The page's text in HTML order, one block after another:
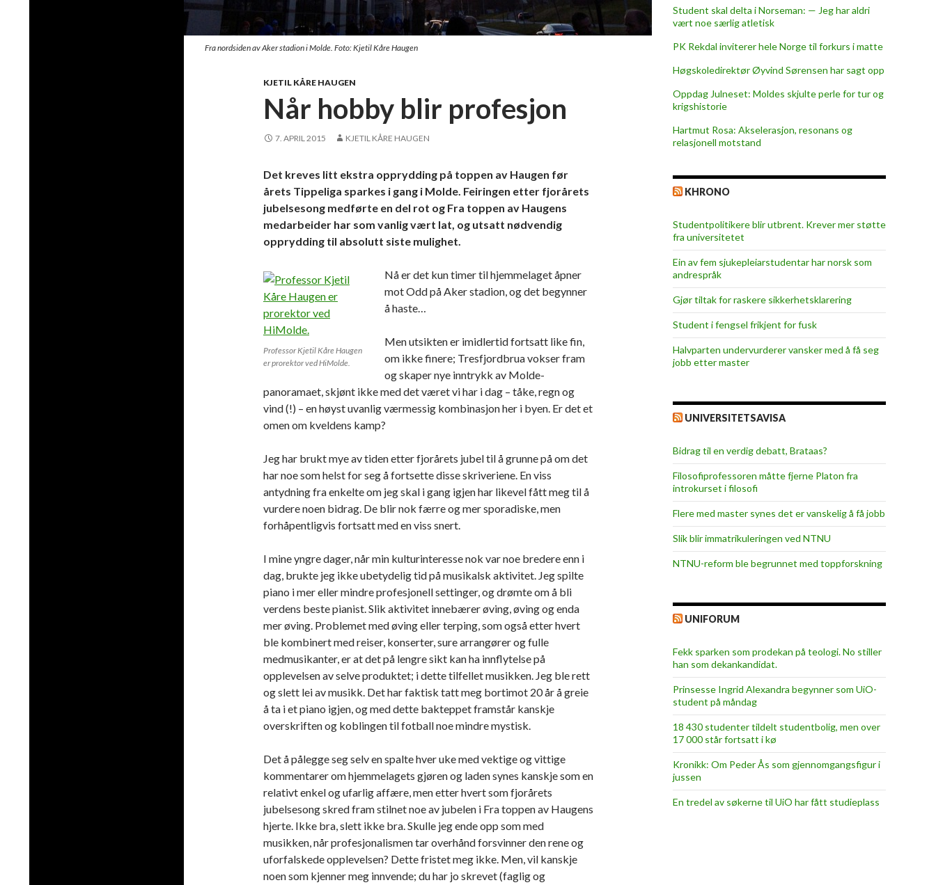
Fra nordsiden av Aker stadion i Molde. Foto: Kjetil Kåre Haugen
KJETIL KÅRE HAUGEN
Når hobby blir profesjon
7. APRIL 2015 KJETIL KÅRE HAUGEN
Det kreves litt ekstra opprydding på toppen av Haugen før
årets Tippeliga sparkes i gang i Molde. Feiringen etter fjorårets
jubelsesong medførte en del rot og Fra toppen av Haugens
medarbeider har som vanlig vært lat, og utsatt nødvendig
opprydding til absolutt siste mulighet.
Professor Kjetil Kåre Haugen
er prorektor ved HiMolde.
Nå er det kun timer til hjemmelaget åpner
mot Odd på Aker stadion, og det begynner
å haste…
Men utsikten er imidlertid fortsatt like fin,
om ikke finere; Tresfjordbrua vokser fram
og skaper nye inntrykk av Molde-
panoramaet, skjønt ikke med det været vi har i dag – tåke, regn og
vind (!) – en høyst uvanlig værmessig kombinasjon her i byen. Er det et
omen om kveldens kamp?
Jeg har brukt mye av tiden etter fjorårets jubel til å grunne på om det
har noe som helst for seg å fortsette disse skriveriene. En viss
antydning fra enkelte om jeg skal i gang igjen har likevel fått meg til å
vurdere noen bidrag. De blir nok færre og mer sporadiske, men
forhåpentligvis fortsatt med en viss snert.
I mine yngre dager, når min kulturinteresse nok var noe bredere enn i
dag, brukte jeg ikke ubetydelig tid på musikalsk aktivitet. Jeg spilte
piano i mer eller mindre profesjonell settinger, og drømte om å bli
verdens beste pianist. Slik aktivitet innebærer øving, øving og enda
mer øving. Problemet med øving eller terping, som også etter hvert
ble kombinert med reiser, konserter, sure arrangører og fulle
medmusikanter, er at det på lengre sikt kan ha innflytelse på
opplevelsen av selve produktet; i dette tilfellet musikken. Jeg ble rett
og slett lei av musikk. Det har faktisk tatt meg bortimot 20 år å greie
å ta i et piano igjen, og med dette bakteppet framstår kanskje
overskriften og koblingen til fotball noe mindre mystisk.
Det å pålegge seg selv en spalte hver uke med vektige og vittige
kommentarer om hjemmelagets gjøren og laden synes kanskje som en
relativt enkel og ufarlig affære, men etter hvert som fjorårets
jubelsesong skred fram stilnet noe av jubelen i Fra toppen av Haugens
hjerte. Ikke bra, slett ikke bra. Skulle jeg ende opp som med
musikken, når profesjonalismen tar overhånd forsvinner den rene og
uforfalskede opplevelsen? Dette fristet meg ikke. Men, vil kanskje
noen som kjenner meg innvende; du har jo skrevet (faglig og
Student skal delta i Norseman: — Jeg har aldri
vært noe særlig atletisk
PK Rekdal inviterer hele Norge til forkurs i matte
Høgskoledirektør Øyvind Sørensen har sagt opp
Oppdag Julneset: Moldes skjulte perle for tur og
krigshistorie
Hartmut Rosa: Akselerasjon, resonans og
relasjonell motstand
KHRONO
Studentpolitikere blir utbrent. Krever mer støtte
fra universitetet
Ein av fem sjukepleiar­studentar har norsk som
andrespråk
Gjør tiltak for raskere sikkerhets­klarering
Student i fengsel frikjent for fusk
Halvparten undervurderer vansker med å få seg
jobb etter master
UNIVERSITETSAVISA
Bidrag til en verdig debatt, Brataas?
Filosofiprofessoren måtte fjerne Platon fra
introkurset i filosofi
Flere med master synes det er vanskelig å få jobb
Slik blir immatrikuleringen ved NTNU
NTNU-reform ble begrunnet med toppforskning
UNIFORUM
Fekk sparken som prodekan på teologi. No stiller
han som dekankandidat.
Prinsesse Ingrid Alexandra begynner som UiO-
student på måndag
18 430 studenter tildelt studentbolig, men over
17 000 står fortsatt i kø
Kronikk: Om Peder Ås som gjennomgangsfigur i
jussen
En tredel av søkerne til UiO har fått studieplass